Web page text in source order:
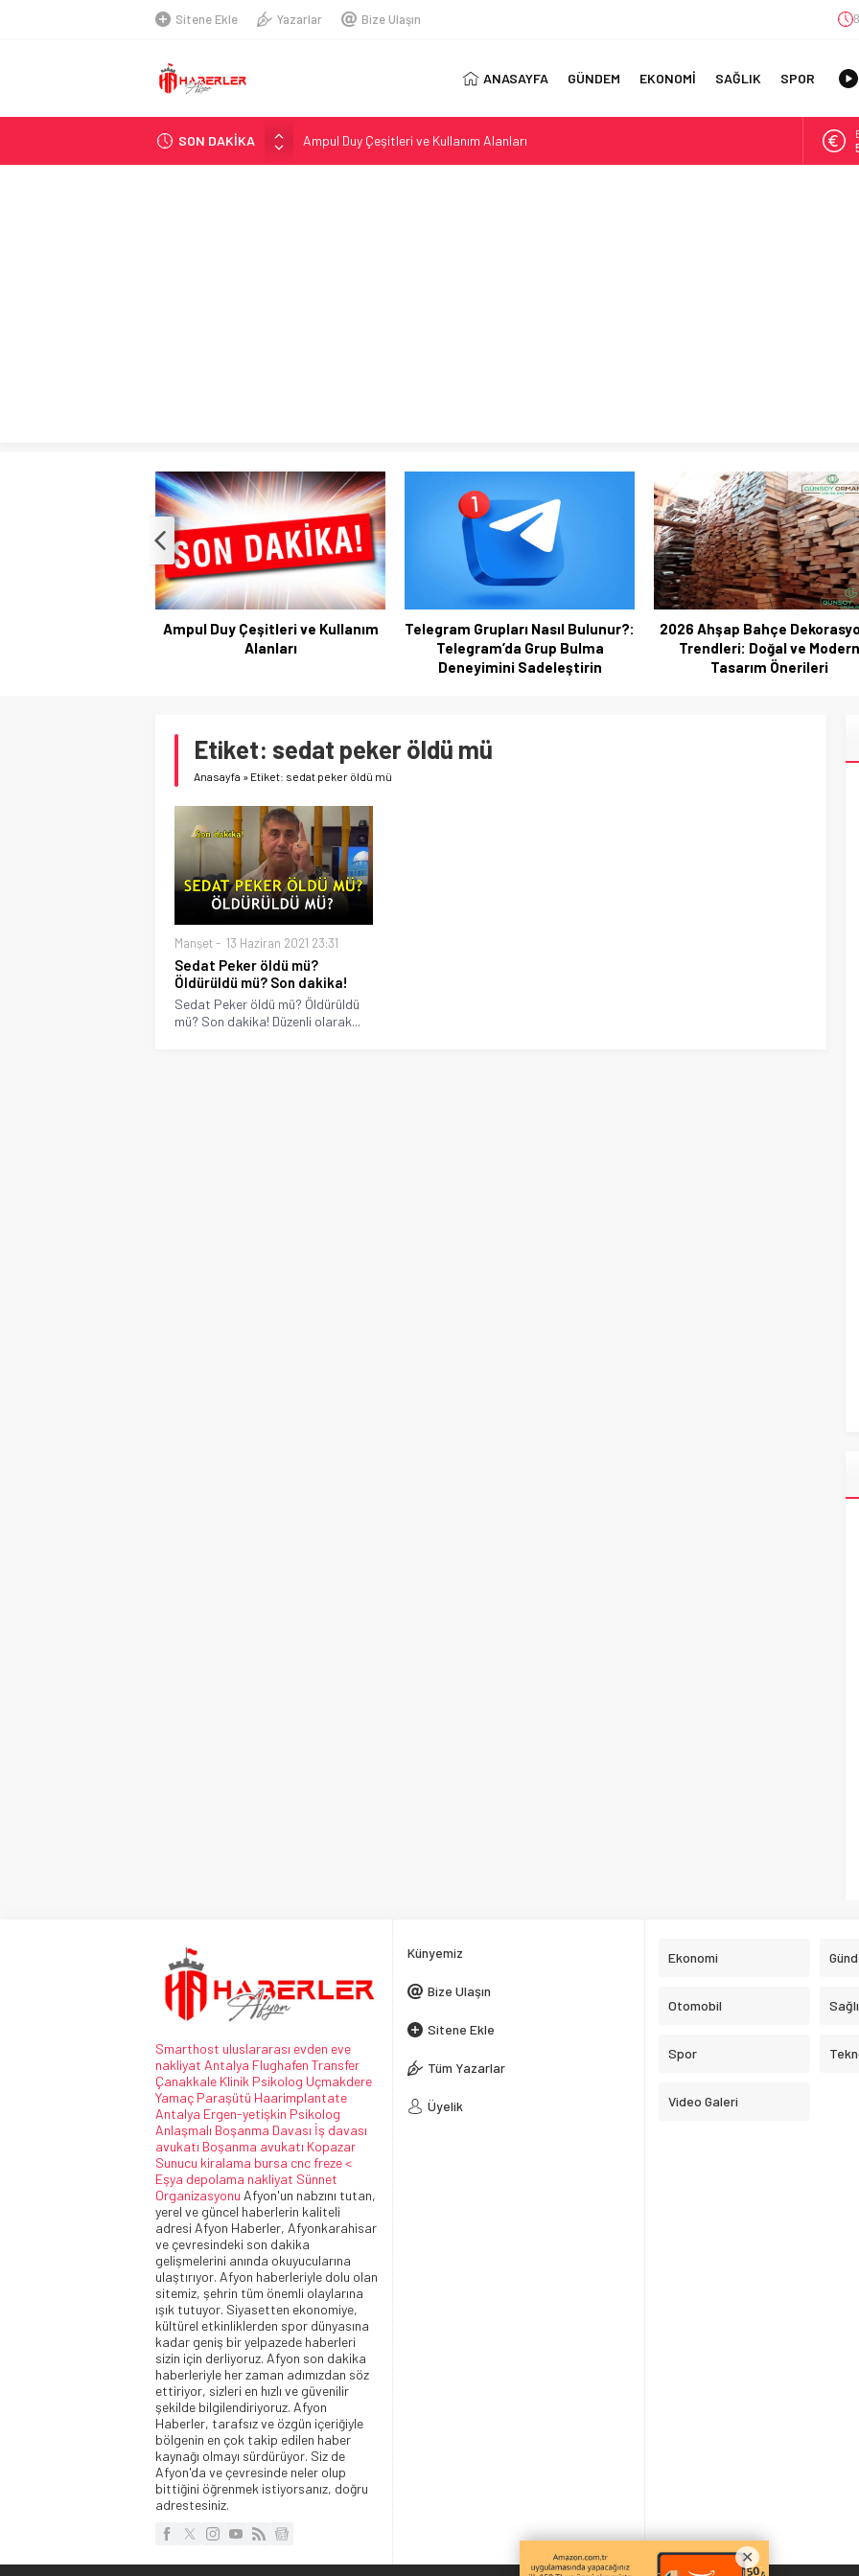
Sitene Ekle Yazarlar Bize Ulaşın
ANASAYFA GÜNDEM EKONOMİ SAĞLIK SPOR
SON DAKİKA
Ampul Duy Çeşitleri ve Kullanım Alanları
Telegram Grupları Nasıl Bulunur?: Telegram’da Grup Bulma Deneyimini Sadeleştirin
Ampul Duy Çeşitleri ve Kullanım
Alanları
Telegram Grupları Nasıl Bulunur?:
Telegram’da Grup Bulma
Deneyimini Sadeleştirin
2026 Ahşap Bahçe
Trendleri: Doğal ve Modern
Tasarım Önerileri
Etiket: sedat peker öldü mü
Anasayfa » Etiket: sedat peker öldü mü
Manşet 13 Haziran 2021 23:31
Sedat Peker öldü mü?
Öldürüldü mü? Son dakika!
Sedat Peker öldü mü? Öldürüldü
mü? Son dakika! Düzenli olarak...
Smarthost uluslararası evden eve
nakliyat Antalya Flughafen Transfer
Çanakkale Klinik Psikolog Uçmakdere
Yamaç Paraşütü Haarimplantate
Antalya Ergen-yetişkin Psikolog
Anlaşmalı Boşanma Davası İş davası
avukatı Boşanma avukatı Kopazar
Sunucu kiralama bursa cnc freze <
Eşya depolama nakliyat Sünnet
Organizasyonu Afyon'un nabzını tutan,
yerel ve güncel haberlerin kaliteli
adresi Afyon Haberler, Afyonkarahisar
ve çevresindeki son dakika
gelişmelerini anında okuyucularına
ulaştırıyor. Afyon haberleriyle dolu olan
sitemiz, şehrin tüm önemli olaylarına
ışık tutuyor. Siyasetten ekonomiye,
kültürel etkinliklerden spor dünyasına
kadar geniş bir yelpazede haberleri
sizin için derliyoruz. Afyon son dakika
haberleriyle her zaman adımızdan söz
ettiriyor, sizleri en hızlı ve güvenilir
şekilde bilgilendiriyoruz. Afyon
Haberler, tarafsız ve özgün içeriğiyle
bölgenin en çok takip edilen haber
kaynağı olmayı sürdürüyor. Siz de
Afyon'da ve çevresinde neler olup
bittiğini öğrenmek istiyorsanız, doğru
adrestesiniz.
Künyemiz
Bize Ulaşın
Sitene Ekle
Tüm Yazarlar
Üyelik
Ekonomi
Otomobil
Spor
Video Galeri